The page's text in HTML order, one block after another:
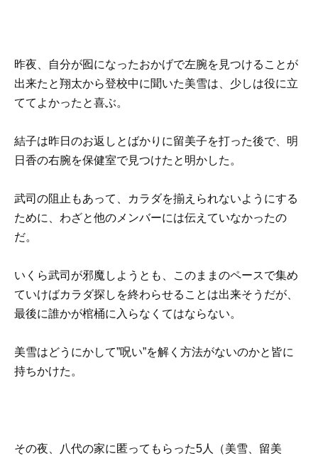
昨夜、自分が囮になったおかげで左腕を見つけることが
出来たと翔太から登校中に聞いた美雪は、少しは役に立
ててよかったと喜ぶ。
結子は昨日のお返しとばかりに留美子を打った後で、明
日香の右腕を保健室で見つけたと明かした。
武司の阻止もあって、カラダを揃えられないようにする
ために、わざと他のメンバーには伝えていなかったの
だ。
いくら武司が邪魔しようとも、このままのペースで集め
ていけばカラダ探しを終わらせることは出来そうだが、
最後に誰かが棺桶に入らなくてはならない。
美雪はどうにかして”呪い”を解く方法がないのかと皆に
持ちかけた。
その夜、八代の家に匿ってもらった5人（美雪、留美